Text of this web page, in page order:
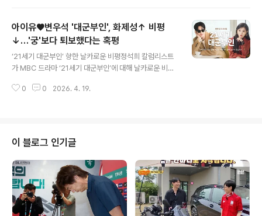
상무로 근무하며 제2의 인생을 살고 있습니다. SBS '미운
우리 새끼' 방송을 통해 그의 충격적인 근황과 심경이 공개
될 예정입니다. 아파트 커뮤니티 센터장으로 변신, 새로운
도전양치승은 최근 진행된 '미우새' 녹화에서 코미디언 허
경환, 가수 김종민과 만났습니다. 그는 최고급 아파트의 헬
스장, 골프장, 수영장 등 다양한 커뮤니티 시설을 관리하는
아이유♥변우석 '대군부인', 화제성↑ 비평
↓…'궁'보다 퇴보했다는 혹평
‘21세기 대군부인’ 향한 날카로운 비평정석희 칼럼리스트
가 MBC 드라마 ‘21세기 대군부인’에 대해 날카로운 비평
비평’을 통해 공개된 영상에서 정 칼럼리스트는 배우들의
듯한 인상을 받았다고 전했습니다. 기대가 컸던 만큼 아쉽
다는 반응이 나온다는 의견에 동의하며, 세트와 영상미가
더 아쉬웠다고 덧붙였습니다. MBC 사극의 명성에 대한 의
문정석희 칼럼리스트는 MBC 하면 떠오르는 아름다운 영
상미와 사극 수작들을 언급하며, ‘21세기 대군부인’에서 이
러한 MBC 특유의 ‘사극 때깔..
0 0 2026. 4. 19.
이 블로그 인기글